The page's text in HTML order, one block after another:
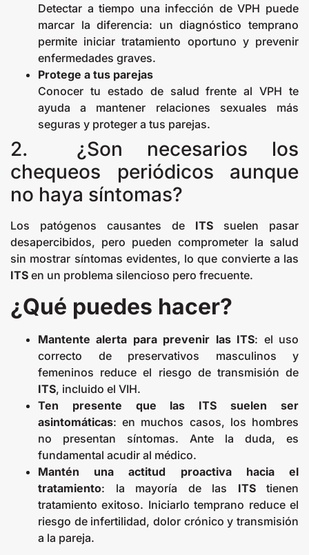
Detectar a tiempo una infección de VPH puede
marcar la diferencia: un diagnóstico temprano
permite iniciar tratamiento oportuno y prevenir
enfermedades graves.
Protege a tus parejas
Conocer tu estado de salud frente al VPH te
ayuda a mantener relaciones sexuales más
seguras y proteger a tus parejas.
2. ¿Son necesarios los
chequeos periódicos aunque
no haya síntomas?
Los patógenos causantes de ITS suelen pasar
desapercibidos, pero pueden comprometer la salud
sin mostrar síntomas evidentes, lo que convierte a las
ITS en un problema silencioso pero frecuente.
¿Qué puedes hacer?
Mantente alerta para prevenir las ITS: el uso
correcto de preservativos masculinos y
femeninos reduce el riesgo de transmisión de
ITS, incluido el VIH.
Ten presente que las ITS suelen ser
asintomáticas: en muchos casos, los hombres
no presentan síntomas. Ante la duda, es
fundamental acudir al médico.
Mantén una actitud proactiva hacia el
tratamiento: la mayoría de las ITStienen
tratamiento exitoso. Iniciarlo temprano reduce el
riesgo de infertilidad, dolor crónico y transmisión
a la pareja.